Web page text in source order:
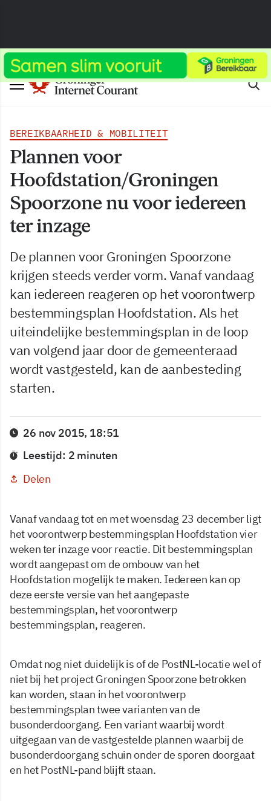
BEREIKBAARHEID & MOBILITEIT
Plannen voor
Hoofdstation/Groningen
Spoorzone nu voor iedereen
ter inzage
De plannen voor Groningen Spoorzone
krijgen steeds verder vorm. Vanaf vandaag
kan iedereen reageren op het voorontwerp
bestemmingsplan Hoofdstation. Als het
uiteindelijke bestemmingsplan in de loop
van volgend jaar door de gemeenteraad
wordt vastgesteld, kan de aanbesteding
starten.
26 nov 2015, 18:51
Leestijd: 2 minuten
Delen
Vanaf vandaag tot en met woensdag 23 december ligt
het voorontwerp bestemmingsplan Hoofdstation vier
weken ter inzage voor reactie. Dit bestemmingsplan
wordt aangepast om de ombouw van het
Hoofdstation mogelijk te maken. Iedereen kan op
deze eerste versie van het aangepaste
bestemmingsplan, het voorontwerp
bestemmingsplan, reageren.
Omdat nog niet duidelijk is of de PostNL-locatie wel of
niet bij het project Groningen Spoorzone betrokken
kan worden, staan in het voorontwerp
bestemmingsplan twee varianten van de
busonderdoorgang. Een variant waarbij wordt
uitgegaan van de vastgestelde plannen waarbij de
busonderdoorgang schuin onder de sporen doorgaat
en het PostNL-pand blijft staan.